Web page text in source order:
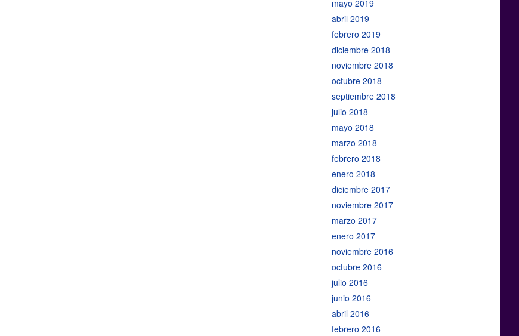
mayo 2019
abril 2019
febrero 2019
diciembre 2018
noviembre 2018
octubre 2018
septiembre 2018
julio 2018
mayo 2018
marzo 2018
febrero 2018
enero 2018
diciembre 2017
noviembre 2017
marzo 2017
enero 2017
noviembre 2016
octubre 2016
julio 2016
junio 2016
abril 2016
febrero 2016